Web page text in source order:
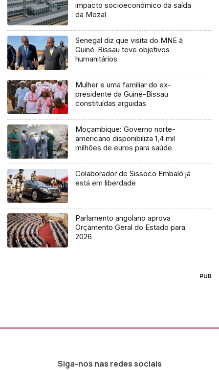
impacto socioeconómico da saída
da Mozal
Senegal diz que visita do MNE à
Guiné-Bissau teve objetivos
humanitários
Mulher e uma familiar do ex-
presidente da Guiné-Bissau
constituídas arguidas
Moçambique: Governo norte-
americano disponibiliza 1,4 mil
milhões de euros para saúde
Colaborador de Sissoco Embaló já
está em liberdade
Parlamento angolano aprova
Orçamento Geral do Estado para
2026
PUB
Siga-nos nas redes sociais